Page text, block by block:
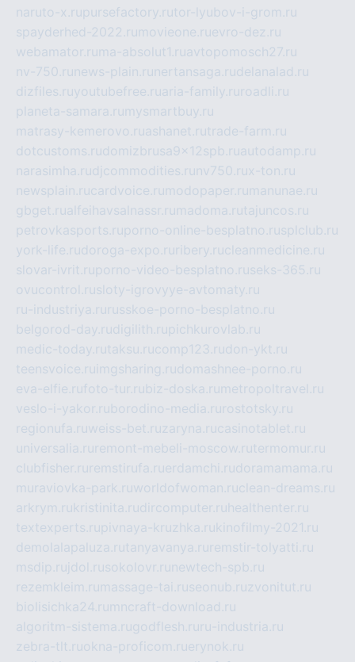
naruto-x.rupursefactory.rutor-lyubov-i-grom.ru
spayderhed-2022.ru movieone.ruevro-dez.ru
webamator.ru ma-absolut1.ruavtopomosch27.ru
nv-750.ru news-plain.ru nertansaga.rudelanalad.ru
dizfiles.ruyoutubefree.ruaria-family.ru roadli.ru
planeta-samara.ru mysmartbuy.ru
matrasy-kemerovo.ruashanet.rutrade-farm.ru
dotcustoms.rudomizbrusa9x12spb.ruautodamp.ru
narasimha.rudjcommodities.ru nv750.rux-ton.ru
newsplain.rucardvoice.ru modopaper.ru manunae.ru
gbget.rualfeihavsalnassr.ru madoma.rutajuncos.ru
petrovkasports.ruporno-online-besplatno.rusplclub.ru
york-life.rudoroga-expo.ru ribery.rucleanmedicine.ru
slovar-ivrit.ruporno-video-besplatno.ruseks-365.ru
ovucontrol.rusloty-igrovyye-avtomaty.ru
ru-industriya.ru russkoe-porno-besplatno.ru
belgorod-day.rudigilith.rupichkurovlab.ru
medic-today.rutaksu.rucomp123.rudon-ykt.ru
teensvoice.ru imgsharing.rudomashnee-porno.ru
eva-elfie.rufoto-tur.rubiz-doska.ru metropoltravel.ru
veslo-i-yakor.ruborodino-media.ru rostotsky.ru
regionufa.ruweiss-bet.ruzaryna.rucasinotablet.ru
universalia.ru remont-mebeli-moscow.rutermomur.ru
clubfisher.ru remstirufa.ruerdamchi.rudoramamama.ru
muraviovka-park.ruworldofwoman.ruclean-dreams.ru
arkrym.rukristinita.rudircomputer.ru healthenter.ru
textexperts.rupivnaya-kruzhka.rukinofilmy-2021.ru
demolalapaluza.rutanyavanya.ru remstir-tolyatti.ru
msdip.ru jdol.rusokolovr.ru newtech-spb.ru
rezemkleim.ru massage-tai.ruseonub.ruzvonitut.ru
biolisichka24.ru mncraft-download.ru
algoritm-sistema.rugodflesh.ru ru-industria.ru
zebra-tlt.ruokna-proficom.ruerynok.ru